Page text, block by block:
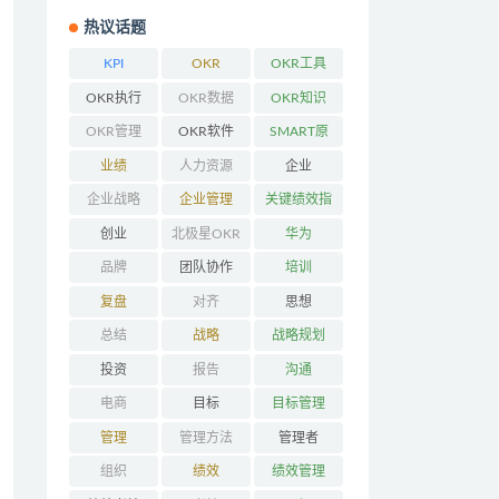
热议话题
KPI OKR OKR工具
OKR执行 OKR数据 OKR知识
OKR管理 OKR软件 SMART原
则
业绩 人力资源 企业
企业战略 企业管理 关键绩效指
标
创业 北极星OKR 华为
品牌 团队协作 培训
复盘 对齐 思想
总结 战略 战略规划
投资 报告 沟通
电商 目标 目标管理
管理 管理方法 管理者
组织 绩效 绩效管理